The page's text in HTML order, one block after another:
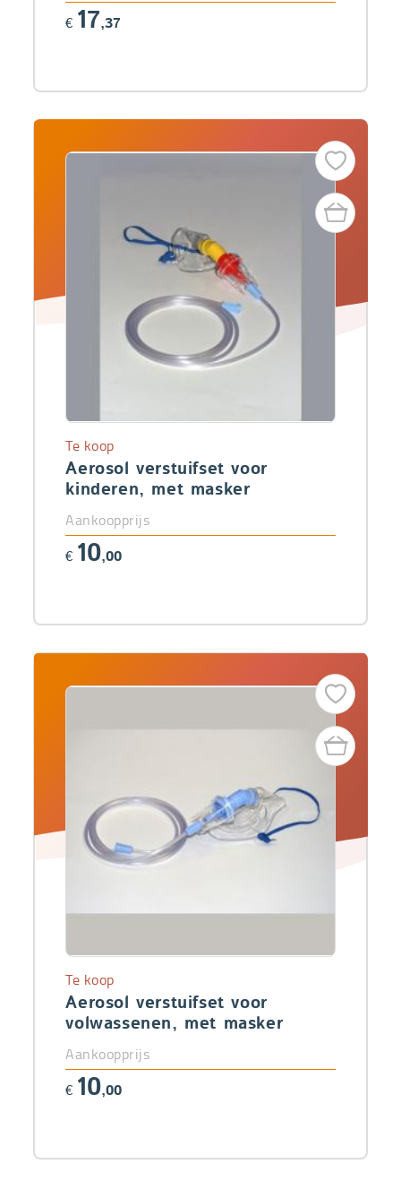
€ 17,37
Aerosol verstuifset voor
kinderen, met masker
Te koop
Aankoopprijs
€ 10,00
Aerosol verstuifset voor
volwassenen, met masker
Te koop
Aankoopprijs
€ 10,00